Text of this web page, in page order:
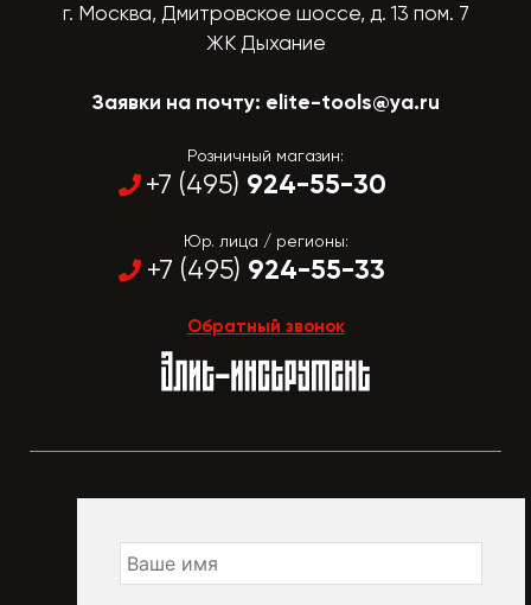
г. Москва, Дмитровское шоссе, д. 13 пом. 7
ЖК Дыхание
Заявки на почту: elite-tools@ya.ru
Розничный магазин:
+7 (495) 924-55-30
Юр. лица / регионы:
+7 (495) 924-55-33
Обратный звонок